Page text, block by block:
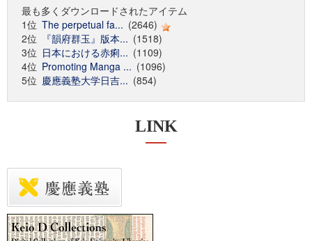
最も多くダウンロードされたアイテム
1位 The perpetual fa... (2646)
2位
『韻府群玉』版本... (1518)
3位 日本における赤痢... (1109)
4位 Promoting Manga ... (1096)
5位 慶應義塾大学日吉... (854)
LINK